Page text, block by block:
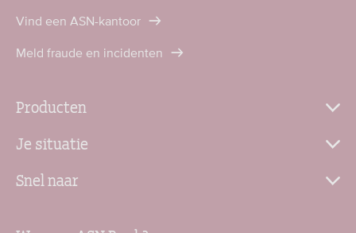
Vind een ASN-kantoor
Meld fraude en incidenten
Producten
Je situatie
Snel naar